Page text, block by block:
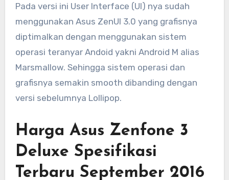
Pada versi ini User Interface (UI) nya sudah
menggunakan Asus ZenUI 3.0 yang grafisnya
diptimalkan dengan menggunakan sistem
operasi teranyar Andoid yakni Android M alias
Marsmallow. Sehingga sistem operasi dan
grafisnya semakin smooth dibanding dengan
versi sebelumnya Lollipop.
Harga Asus Zenfone 3
Deluxe Spesifikasi
Terbaru September 2016